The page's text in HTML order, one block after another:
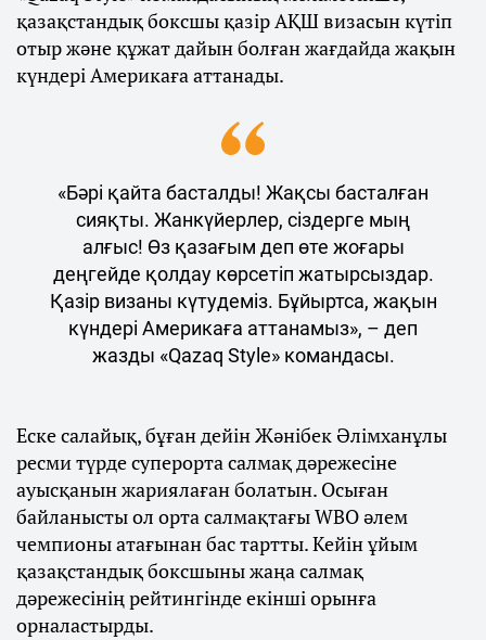
қазақстандық боксшы қазір АҚШ визасын күтіп
отыр және құжат дайын болған жағдайда жақын
күндері Америкаға аттанады.
«Бәрі қайта басталды! Жақсы басталған
сияқты. Жанкүйерлер, сіздерге мың
алғыс! Өз қазағым деп өте жоғары
деңгейде қолдау көрсетіп жатырсыздар.
Қазір визаны күтудеміз. Бұйыртса, жақын
күндері Америкаға аттанамыз», – деп
жазды «Qazaq Style» командасы.
Еске салайық, бұған дейін Жәнібек Әлімханұлы
ресми түрде суперорта салмақ дәрежесіне
ауысқанын жариялаған болатын. Осыған
байланысты ол орта салмақтағы WBO әлем
чемпионы атағынан бас тартты. Кейін ұйым
қазақстандық боксшыны жаңа салмақ
дәрежесінің рейтингінде екінші орынға
орналастырды.